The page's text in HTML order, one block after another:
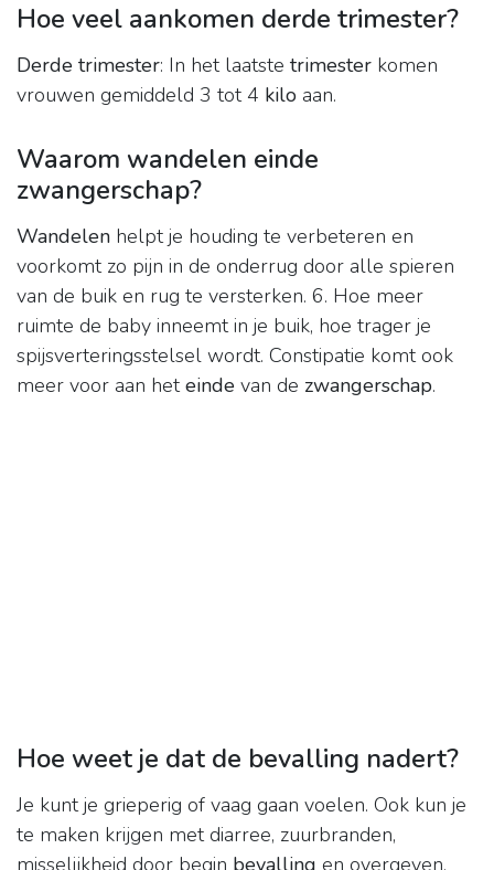
Hoe veel aankomen derde trimester?
Derde trimester: In het laatste trimester komen
vrouwen gemiddeld 3 tot 4 kilo aan.
Waarom wandelen einde
zwangerschap?
Wandelen helpt je houding te verbeteren en
voorkomt zo pijn in de onderrug door alle spieren
van de buik en rug te versterken. 6. Hoe meer
ruimte de baby inneemt in je buik, hoe trager je
spijsverteringsstelsel wordt. Constipatie komt ook
meer voor aan heteinde van de zwangerschap.
Hoe weet je dat de bevalling nadert?
Je kunt je grieperig of vaag gaan voelen. Ook kun je
te maken krijgen met diarree, zuurbranden,
misselijkheid door begin bevalling en overgeven.